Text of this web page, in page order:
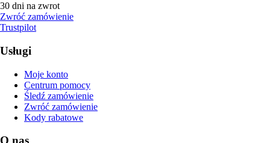
30 dni na zwrot
Zwróć zamówienie
Trustpilot
Usługi
Moje konto
Centrum pomocy
Śledź zamówienie
Zwróć zamówienie
Kody rabatowe